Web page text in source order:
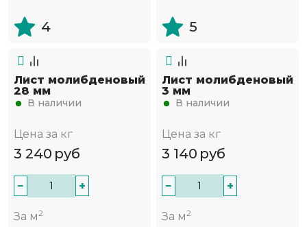
4 5
Лист молибденовый
28 мм
В наличии
Цена за кг
3 240 руб
− +
За м2
Лист молибденовый
3 мм
В наличии
Цена за кг
3 140 руб
− +
За м2